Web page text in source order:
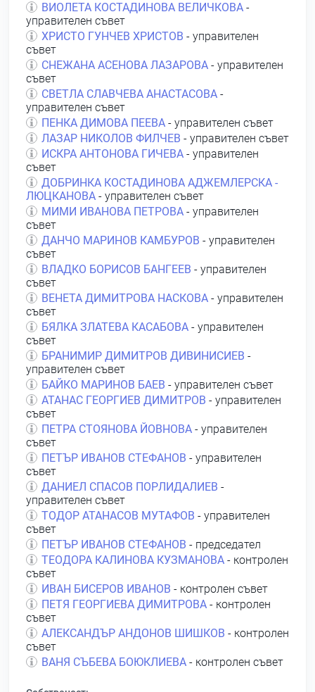
ВИОЛЕТА КОСТАДИНОВА ВЕЛИЧКОВА -
управителен съвет
ХРИСТО ГУНЧЕВ ХРИСТОВ - управителен
съвет
СНЕЖАНА АСЕНОВА ЛАЗАРОВА - управителен
съвет
СВЕТЛА СЛАВЧЕВА АНАСТАСОВА -
управителен съвет
ПЕНКА ДИМОВА ПЕЕВА - управителен съвет
ЛАЗАР НИКОЛОВ ФИЛЧЕВ - управителен съвет
ИСКРА АНТОНОВА ГИЧЕВА - управителен
съвет
ДОБРИНКА КОСТАДИНОВА АДЖЕМЛЕРСКА -
ЛЮЦКАНОВА - управителен съвет
МИМИ ИВАНОВА ПЕТРОВА - управителен
съвет
ДАНЧО МАРИНОВ КАМБУРОВ - управителен
съвет
ВЛАДКО БОРИСОВ БАНГЕЕВ - управителен
съвет
ВЕНЕТА ДИМИТРОВА НАСКОВА - управителен
съвет
БЯЛКА ЗЛАТЕВА КАСАБОВА - управителен
съвет
БРАНИМИР ДИМИТРОВ ДИВИНИСИЕВ -
управителен съвет
БАЙКО МАРИНОВ БАЕВ - управителен съвет
АТАНАС ГЕОРГИЕВ ДИМИТРОВ - управителен
съвет
ПЕТРА СТОЯНОВА ЙОВНОВА - управителен
съвет
ПЕТЪР ИВАНОВ СТЕФАНОВ - управителен
съвет
ДАНИЕЛ СПАСОВ ПОРЛИДАЛИЕВ -
управителен съвет
ТОДОР АТАНАСОВ МУТАФОВ - управителен
съвет
ПЕТЪР ИВАНОВ СТЕФАНОВ - председател
ТЕОДОРА КАЛИНОВА КУЗМАНОВА - контролен
съвет
ИВАН БИСЕРОВ ИВАНОВ - контролен съвет
ПЕТЯ ГЕОРГИЕВА ДИМИТРОВА - контролен
съвет
АЛЕКСАНДЪР АНДОНОВ ШИШКОВ - контролен
съвет
ВАНЯ СЪБЕВА БОЮКЛИЕВА - контролен съвет